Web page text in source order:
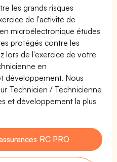
les grands risques
de l'activité de
microélectronique études
protégés contre les
lors de l'exercice de votre
en
développement. Nous
Technicien / Technicienne
et développement la plus
RC PRO